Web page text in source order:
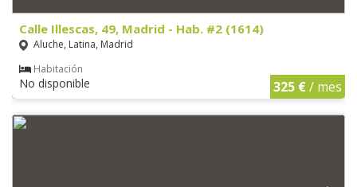
Calle Illescas, 49, Madrid - Hab. #2 (1614)
Aluche, Latina, Madrid
Habitación
No disponible 325 €/ mes